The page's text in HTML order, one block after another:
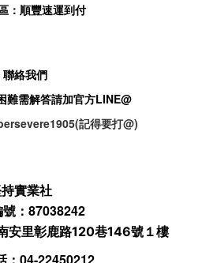
：順豐速運到付
聯絡我們
難需解答請加官方LINE@
記得要打@)
業社
：87038242
安里彰鹿路120巷146號１樓